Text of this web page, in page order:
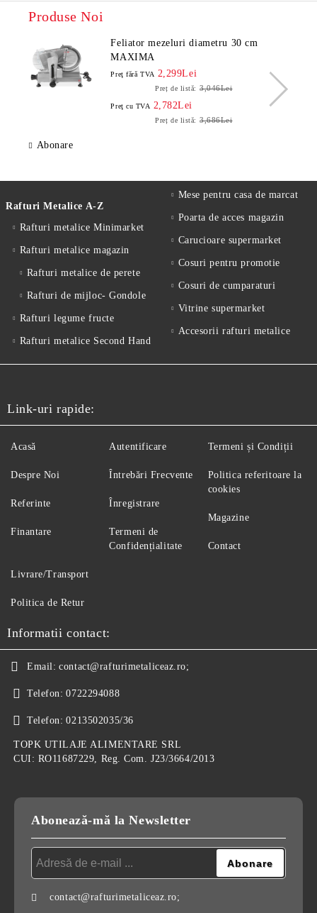
Produse Noi
Feliator mezeluri diametru 30 cm
MAXIMA
Preţ fără TVA 2,299Lei
Preț de listă: 3,046Lei
Preţ cu TVA 2,782Lei
Preț de listă: 3,686Lei
Abonare
Rafturi Metalice A-Z
Rafturi metalice Minimarket
Rafturi metalice magazin
Rafturi metalice de perete
Rafturi de mijloc- Gondole
Rafturi legume fructe
Rafturi metalice Second Hand
Mese pentru casa de marcat
Poarta de acces magazin
Carucioare supermarket
Cosuri pentru promotie
Cosuri de cumparaturi
Vitrine supermarket
Accesorii rafturi metalice
Link-uri rapide:
Acasă
Despre Noi
Referinte
Finantare
Autentificare
Întrebări Frecvente
Înregistrare
Termeni de
Confidențialitate
Termeni și Condiții
Politica referitoare la
cookies
Magazine
Contact
Livrare/Transport
Politica de Retur
Informatii contact:
Email: contact@rafturimetaliceaz.ro;
Telefon: 0722294088
Telefon: 0213502035/36
TOPK UTILAJE ALIMENTARE SRL
CUI: RO11687229, Reg. Com. J23/3664/2013
Abonează-mă la Newsletter
contact@rafturimetaliceaz.ro;